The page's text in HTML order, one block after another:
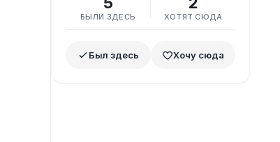
БЫЛИ ЗДЕСЬ ХОТЯТ СЮДА
Был здесь Хочу сюда